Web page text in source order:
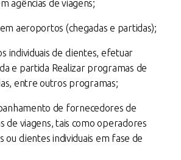
agências de viagens;
aeroportos (chegadas e partidas);
individuais de clientes, efetuar
e partida Realizar programas de
entre outros programas;
de fornecedores de
de viagens, tais como operadores
ou clientes individuais em fase de